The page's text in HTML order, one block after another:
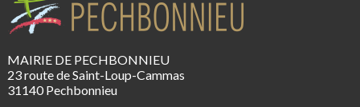
MAIRIE DE PECHBONNIEU
23 route de Saint-Loup-Cammas
31140 Pechbonnieu